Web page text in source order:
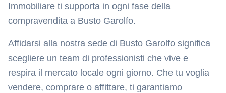
Immobiliare ti supporta in ogni fase della
compravendita a Busto Garolfo.
Affidarsi alla nostra sede di Busto Garolfo significa
scegliere un team di professionisti che vive e
respira il mercato locale ogni giorno. Che tu voglia
vendere, comprare o affittare, ti garantiamo